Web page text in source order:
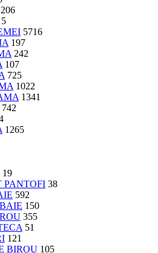
206
5
5716
197
242
107
725
1022
1341
742
1265
19
PANTOFI 38
592
150
355
51
121
BIROU 105